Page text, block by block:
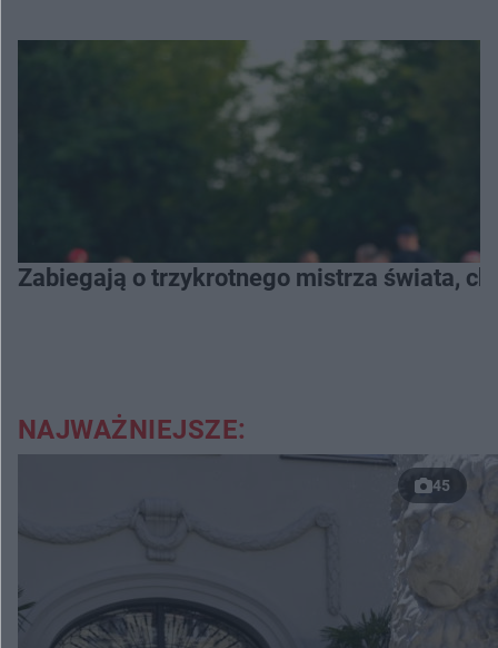
Zabiegają o trzykrotnego mistrza świata,
NAJWAŻNIEJSZE:
45